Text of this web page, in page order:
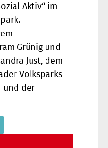
Aktiv“ im
Grünig und
Just, dem
Volksparks
und der